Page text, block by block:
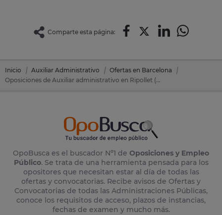
Comparte esta página:
Inicio Auxiliar Administrativo
Ofertas en Barcelona
Oposiciones de Auxiliar administrativo en Ripollet (Barcelona)
OpoBusca es el buscador Nº1 de Oposiciones y Empleo
Público. Se trata de una herramienta pensada para los
opositores que necesitan estar al día de todas las
ofertas y convocatorias. Recibe avisos de Ofertas y
Convocatorias de todas las Administraciones Públicas,
conoce los requisitos de acceso, plazos de instancias,
fechas de examen y mucho más.